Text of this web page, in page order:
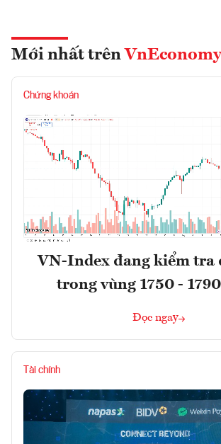
Mới nhất trên VnEconomy
Chứng khoán
VN-Index đang kiểm tra
trong vùng 1750 -
Đọc ngay
Tài chính